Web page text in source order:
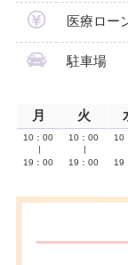
医療ロー
駐車場
月 火
10：00
19：00
10：00
19：00
10
19